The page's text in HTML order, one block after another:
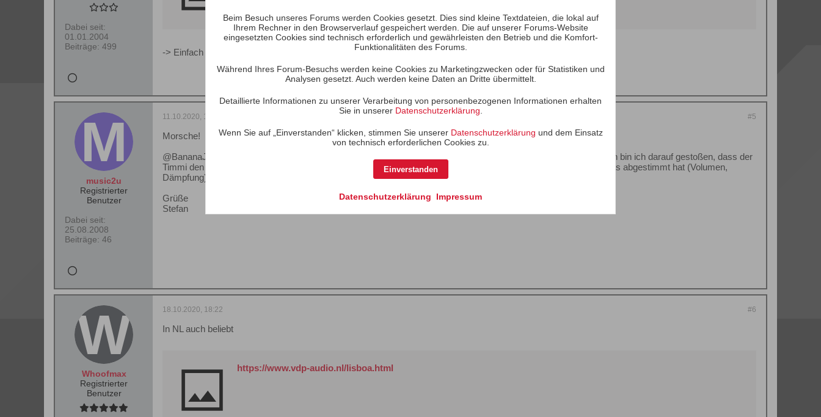
Dabei seit:
01.01.2004
Beiträge: 499
-> Einfach bei enthaltene Lautsprecher B100 eingeben. Oder auch B80.
music2u
Registrierter
Benutzer
Dabei seit:
25.08.2008
Beiträge: 46
#5
11.10.2020, 16:17
Morsche!
@BananaJoe: Danke Dir für den Hinweis, kannte ich so noch nicht. Ich suchte ja gar keinen Bausatz aber dadurch bin ich darauf gestoßen, dass der
Timmi den B100 ja schon mal in der Wand eingebaut hat (HH 5/19). Da werde ich mir vlt mal anschauen, wie er das abgestimmt hat (Volumen,
Dämpfung).
Grüße
Stefan
Whoofmax
Registrierter
Benutzer
#6
18.10.2020, 18:22
In NL auch beliebt
https://www.vdp-audio.nl/lisboa.html
Beim Besuch unseres Forums werden Cookies gesetzt. Dies sind kleine Textdateien, die lokal auf
Ihrem Rechner in den Browserverlauf gespeichert werden. Die auf unserer Forums-Website
eingesetzten Cookies sind technisch erforderlich und gewährleisten den Betrieb und die Komfort-
Funktionalitäten des Forums.
Während Ihres Forum-Besuchs werden keine Cookies zu Marketingzwecken oder für Statistiken und
Analysen gesetzt. Auch werden keine Daten an Dritte übermittelt.
Detaillierte Informationen zu unserer Verarbeitung von personenbezogenen Informationen erhalten
Sie in unserer Datenschutzerklärung
Wenn Sie auf „Einverstanden“ klicken, stimmen Sie unserer Datenschutzerklärung und dem Einsatz
von technisch erforderlichen Cookies zu.
Datenschutzerklärung Impressum
Einverstanden